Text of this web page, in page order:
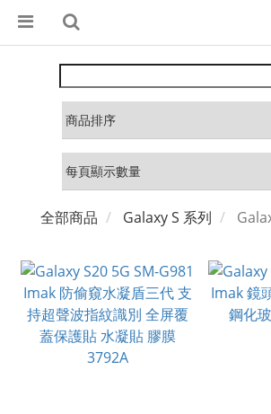
全部商品 Galaxy S 系列